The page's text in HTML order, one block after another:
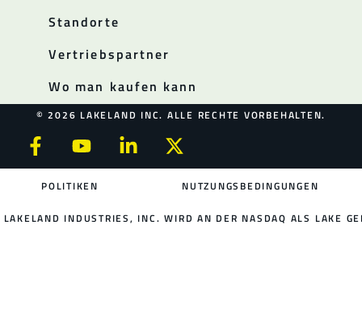
Standorte
Vertriebspartner
Wo man kaufen kann
© 2026 LAKELAND INC. ALLE RECHTE VORBEHALTEN.
POLITIKEN NUTZUNGSBEDINGUNGEN
LAKELAND INDUSTRIES, INC. WIRD AN DER NASDAQ ALS LAKE